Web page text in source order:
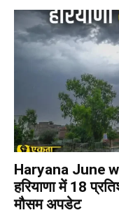
Haryana June
हरियाणा में 18
मौसम अपडेट